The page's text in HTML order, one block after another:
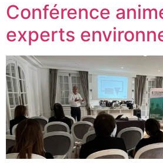
Conférence
experts